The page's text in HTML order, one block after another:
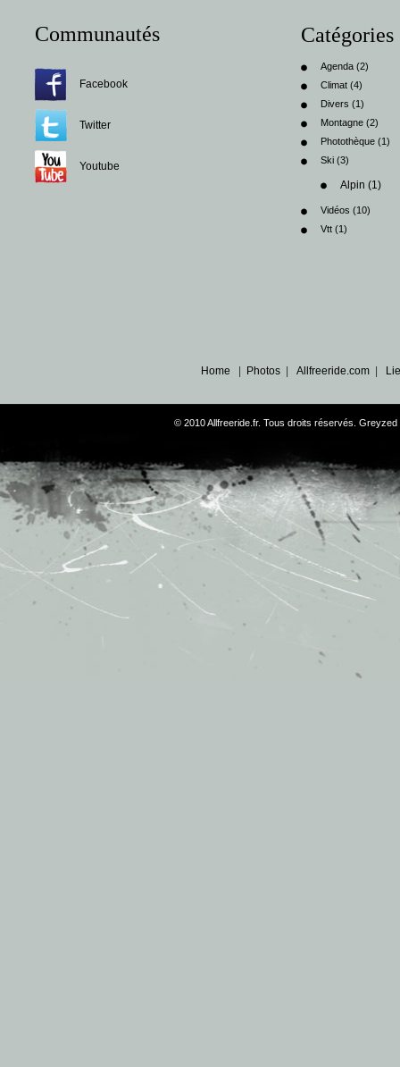
Communautés
Facebook
Twitter
Youtube
Catégories
Agenda (2)
Climat (4)
Divers (1)
Montagne (2)
Photothèque (1)
Ski (3)
Alpin (1)
Vidéos (10)
Vtt (1)
Home | Photos | Allfreeride.com |
© 2010 Allfreeride.fr. Tous droits réservés.